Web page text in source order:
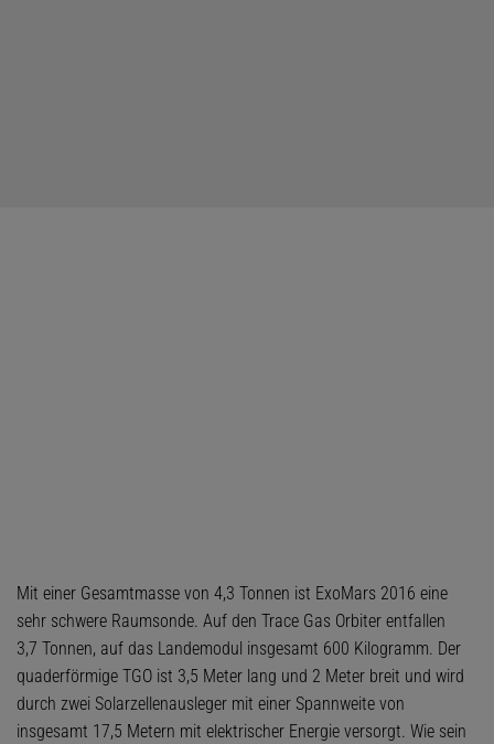
Mit einer Gesamtmasse von 4,3 Tonnen ist ExoMars 2016 eine
sehr schwere Raumsonde. Auf den Trace Gas Orbiter entfallen
3,7 Tonnen, auf das Landemodul insgesamt 600 Kilogramm. Der
quaderförmige TGO ist 3,5 Meter lang und 2 Meter breit und wird
durch zwei Solarzellenausleger mit einer Spannweite von
insgesamt 17,5 Metern mit elektrischer Energie versorgt. Wie sein